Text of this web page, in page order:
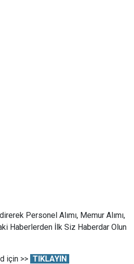
Personel Alımı, Memur Alımı,
Haberlerden İlk Siz Haberdar Olun
için >> TIKLAYIN